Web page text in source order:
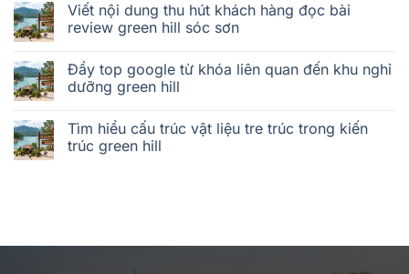
Viết nội dung thu hút khách hàng đọc bài
review green hill sóc sơn
Đẩy top google từ khóa liên quan đến khu nghỉ
dưỡng green hill
Tìm hiểu cấu trúc vật liệu tre trúc trong kiến
trúc green hill